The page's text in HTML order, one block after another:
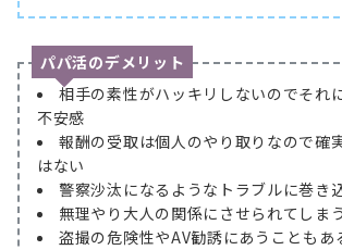
パパ活のデメリット
相手の素性がハッキリしないのでそれ
不安感
報酬の受取は個人のやり取りなので確
はない
警察沙汰になるようなトラブルに巻き
無理やり大人の関係にさせられてしま
盗撮の危険性やAV勧誘にあうこともあ